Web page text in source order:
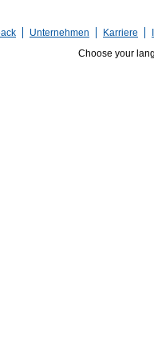
Unternehmen Karriere
Choose your